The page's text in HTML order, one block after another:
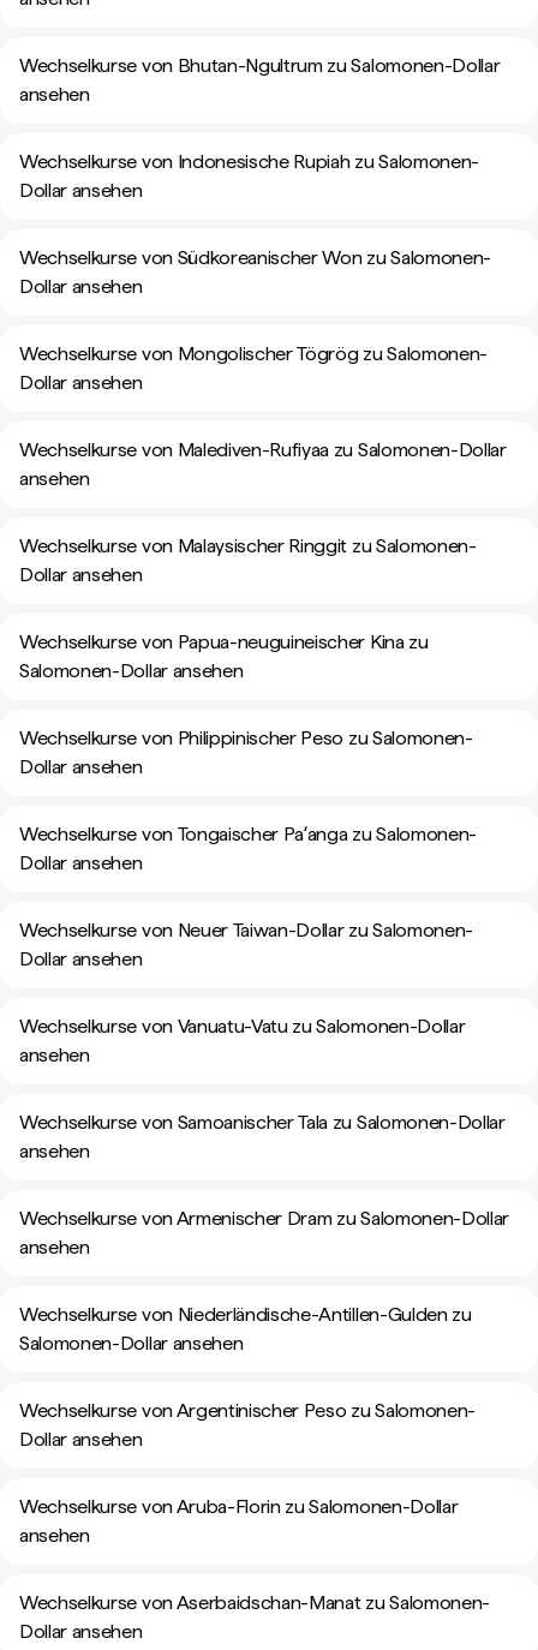
Wechselkurse von Bhutan-Ngultrum zu Salomonen-Dollar
ansehen
Wechselkurse von Indonesische Rupiah zu Salomonen-
Dollar ansehen
Wechselkurse von Südkoreanischer Won zu Salomonen-
Dollar ansehen
Wechselkurse von Mongolischer Tögrög zu Salomonen-
Dollar ansehen
Wechselkurse von Malediven-Rufiyaa zu Salomonen-Dollar
ansehen
Wechselkurse von Malaysischer Ringgit zu Salomonen-
Dollar ansehen
Wechselkurse von Papua-neuguineischer Kina zu
Salomonen-Dollar ansehen
Wechselkurse von Philippinischer Peso zu Salomonen-
Dollar ansehen
Wechselkurse von Tongaischer Paʻanga zu Salomonen-
Dollar ansehen
Wechselkurse von Neuer Taiwan-Dollar zu Salomonen-
Dollar ansehen
Wechselkurse von Vanuatu-Vatu zu Salomonen-Dollar
ansehen
Wechselkurse von Samoanischer Tala zu Salomonen-Dollar
ansehen
Wechselkurse von Armenischer Dram zu Salomonen-Dollar
ansehen
Wechselkurse von Niederländische-Antillen-Gulden zu
Salomonen-Dollar ansehen
Wechselkurse von Argentinischer Peso zu Salomonen-
Dollar ansehen
Wechselkurse von Aruba-Florin zu Salomonen-Dollar
ansehen
Wechselkurse von Aserbaidschan-Manat zu Salomonen-
Dollar ansehen